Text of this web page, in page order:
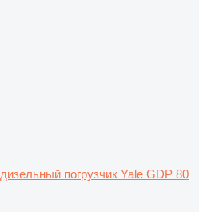
дизельный погрузчик Yale GDP 80